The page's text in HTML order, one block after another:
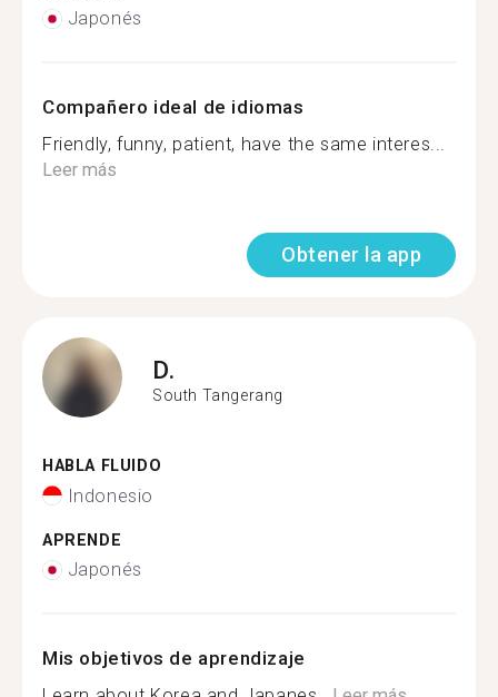
Japonés
Compañero ideal de idiomas
Friendly, funny, patient, have the same interes...
Leer más
Obtener la app
D.
South Tangerang
HABLA FLUIDO
Indonesio
APRENDE
Japonés
Mis objetivos de aprendizaje